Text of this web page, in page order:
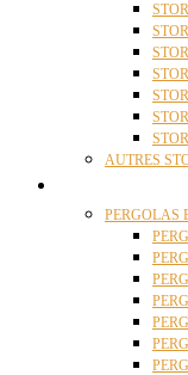
AUTRES
PERGOLAS